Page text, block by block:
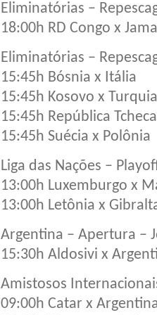
Eliminatórias –
18:00h RD Congo x
Eliminatórias –
15:45h Bósnia x Itália
15:45h Kosovo x Turquia
15:45h República
15:45h Suécia x Polônia
Liga das Nações –
13:00h Luxemburgo x
13:00h Letônia x
Argentina – Apertura –
15:30h Aldosivi x
Amistosos
09:00h Catar x